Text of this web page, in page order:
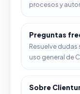
procesos y
Preguntas
Resuelve
uso general de
Sobre